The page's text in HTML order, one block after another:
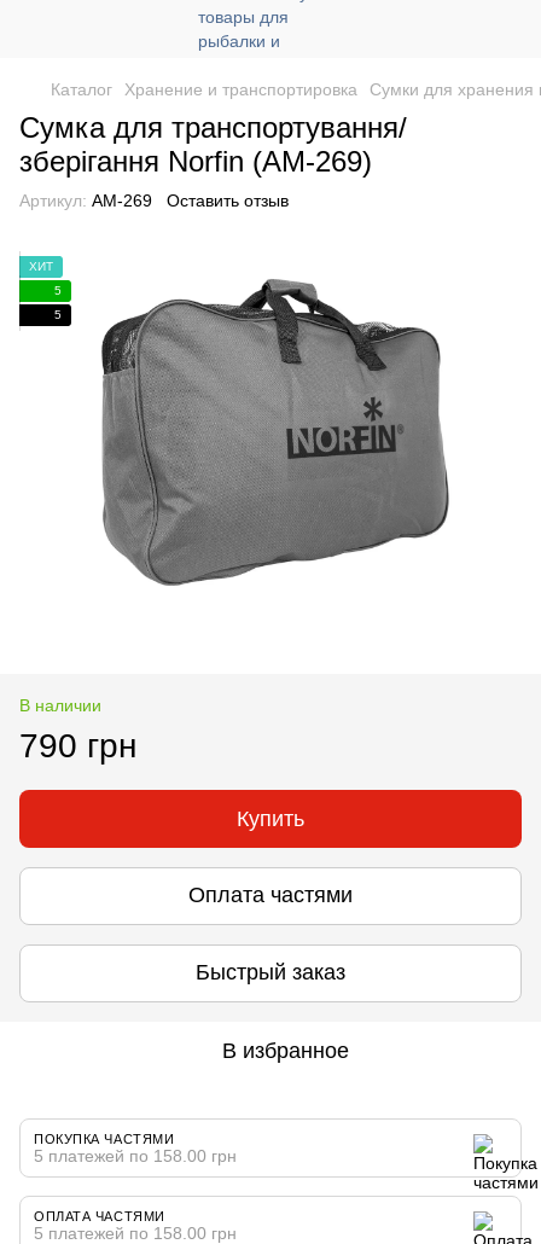
Каталог Хранение и транспортировка Сумки для хранения
Сумка для транспортування/
зберігання Norfin (AM-269)
Артикул: AM-269 Оставить отзыв
ХИТ
5
5
В наличии
790 грн
Купить
Оплата частями
Быстрый заказ
В избранное
ПОКУПКА ЧАСТЯМИ
5 платежей по 158.00 грн
ОПЛАТА ЧАСТЯМИ
5 платежей по 158.00 грн